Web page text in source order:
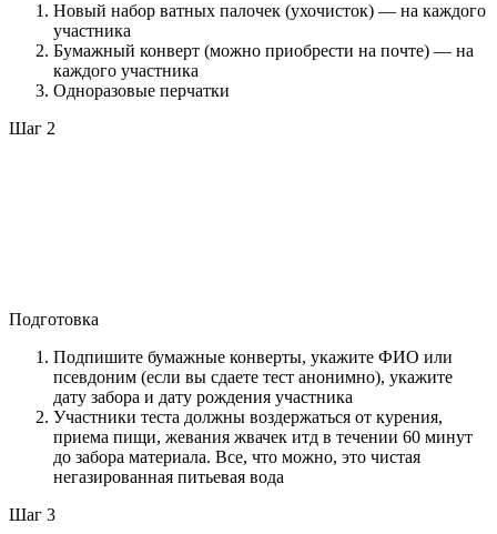
Новый набор ватных палочек (ухочисток) — на каждого
участника
Бумажный конверт (можно приобрести на почте) — на
каждого участника
Одноразовые перчатки
Шаг 2
Подготовка
Подпишите бумажные конверты, укажите ФИО или
псевдоним (если вы сдаете тест анонимно), укажите
дату забора и дату рождения участника
Участники теста должны воздержаться от курения,
приема пищи, жевания жвачек итд в течении 60 минут
до забора материала. Все, что можно, это чистая
негазированная питьевая вода
Шаг 3